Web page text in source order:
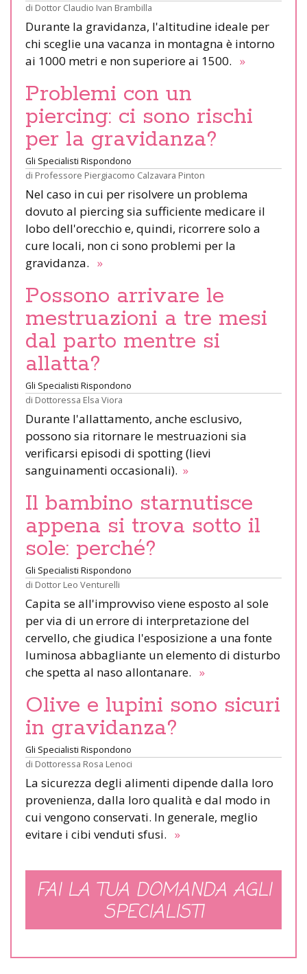
di Dottor Claudio Ivan Brambilla
Durante la gravidanza, l'altitudine ideale per
chi sceglie una vacanza in montagna è intorno
ai 1000 metri e non superiore ai 1500. »
Problemi con un
piercing: ci sono rischi
per la gravidanza?
Gli Specialisti Rispondono
di Professore Piergiacomo Calzavara Pinton
Nel caso in cui per risolvere un problema
dovuto al piercing sia sufficiente medicare il
lobo dell'orecchio e, quindi, ricorrere solo a
cure locali, non ci sono problemi per la
gravidanza. »
Possono arrivare le
mestruazioni a tre mesi
dal parto mentre si
allatta?
Gli Specialisti Rispondono
di Dottoressa Elsa Viora
Durante l'allattamento, anche esclusivo,
possono sia ritornare le mestruazioni sia
verificarsi episodi di spotting (lievi
sanguinamenti occasionali). »
Il bambino starnutisce
appena si trova sotto il
sole: perché?
Gli Specialisti Rispondono
di Dottor Leo Venturelli
Capita se all'improvviso viene esposto al sole
per via di un errore di interpretazione del
cervello, che giudica l'esposizione a una fonte
luminosa abbagliante un elemento di disturbo
che spetta al naso allontanare. »
Olive e lupini sono sicuri
in gravidanza?
Gli Specialisti Rispondono
di Dottoressa Rosa Lenoci
La sicurezza degli alimenti dipende dalla loro
provenienza, dalla loro qualità e dal modo in
cui vengono conservati. In generale, meglio
evitare i cibi venduti sfusi. »
FAI LA TUA DOMANDA AGLI
SPECIALISTI